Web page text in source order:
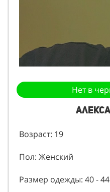
Нет в
Возраст: 19
Пол: Женский
Размер одежды: 40 - 44